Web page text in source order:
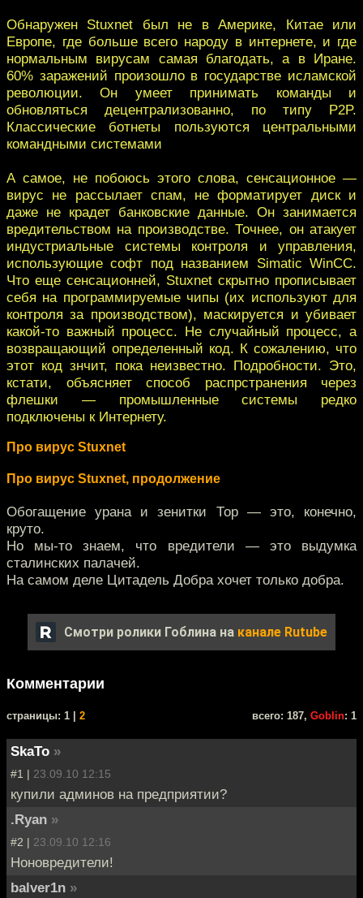
Обнаружен Stuxnet был не в Америке, Китае или
Европе, где больше всего народу в интернете, и где
нормальным вирусам самая благодать, а в Иране.
60% заражений произошло в государстве исламской
революции. Он умеет принимать команды и
обновляться децентрализованно, по типу P2P.
Классические ботнеты пользуются центральными
командными системами
А самое, не побоюсь этого слова, сенсационное —
вирус не рассылает спам, не форматирует диск и
даже не крадет банковские данные. Он занимается
вредительством на производстве. Точнее, он атакует
индустриальные системы контроля и управления,
использующие софт под названием Simatic WinCC.
Что еще сенсационней, Stuxnet скрытно прописывает
себя на программируемые чипы (их используют для
контроля за производством), маскируется и убивает
какой-то важный процесс. Не случайный процесс, а
возвращающий определенный код. К сожалению, что
этот код знчит, пока неизвестно. Подробности. Это,
кстати, объясняет способ распрстранения через
флешки — промышленные системы редко
подключены к Интернету.
Про вирус Stuxnet
Про вирус Stuxnet, продолжение
Обогащение урана и зенитки Тор — это, конечно,
круто.
Но мы-то знаем, что вредители — это выдумка
сталинских палачей.
На самом деле Цитадель Добра хочет только добра.
Смотри ролики Гоблина на канале Rutube
Комментарии
cтраницы: 1 | 2 всего: 187, Goblin: 1
SkaTo »
#1 | 23.09.10 12:15
купили админов на предприятии?
.Ryan »
#2 | 23.09.10 12:16
Ноновредители!
balver1n »